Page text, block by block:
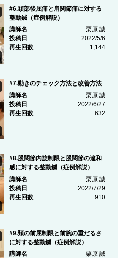
#6.頚部後屈痛と肩関節痛に対する
整動鍼（症例解説）
講師名
栗原 誠
投稿日
2022/5/6
再生回数
1,144
#7.動きのチェック方法と改善方法
講師名
栗原 誠
投稿日
2022/6/27
再生回数
632
#8.股関節内旋制限と股関節の違和
感に対する整動鍼（症例解説）
講師名
栗原 誠
投稿日
2022/7/29
再生回数
910
#9.頚の前屈制限と前腕の重だるさ
に対する整動鍼（症例解説）
講師名
栗原 誠